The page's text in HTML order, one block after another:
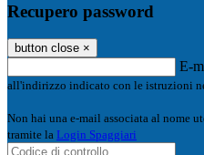
Recupero password
button close ×
E-
all'indirizzo indicato con le istruzioni
Non hai una e-mail associata al nome
tramite la Login Spaggiari